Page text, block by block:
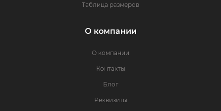
Таблица размеров
О компании
О компании
Контакты
Блог
Реквизиты